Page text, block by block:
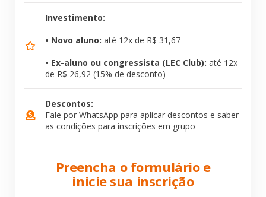
Investimento:
• Novo aluno: até 12x de R$ 31,67
• Ex-aluno ou congressista (LEC Club): até 12x
de R$ 26,92 (15% de desconto)
Descontos:
Fale por WhatsApp para aplicar descontos e saber
as condições para inscrições em grupo
Preencha o formulário e
inicie sua inscrição